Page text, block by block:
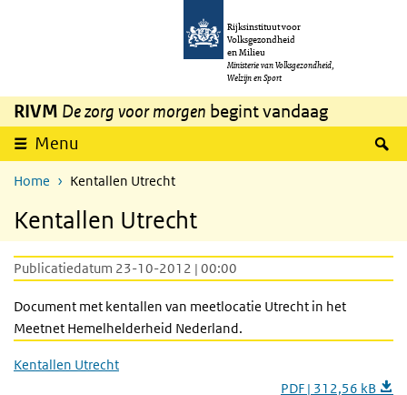
Overslaan en naar de inhoud gaan
Rijksinstituut voor
Volksgezondheid
en Milieu
Ministerie van Volksgezondheid,
Welzijn en Sport
RIVM De zorg voor morgen begint vandaag
Menu
Home Kentallen Utrecht
Kentallen Utrecht
Publicatiedatum 23-10-2012 | 00:00
Document met kentallen van meetlocatie Utrecht in het
Meetnet Hemelhelderheid Nederland.
Kentallen Utrecht
PDF | 312,56 kB